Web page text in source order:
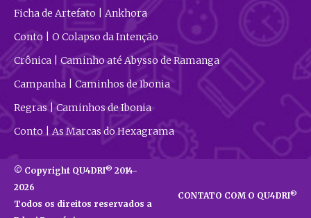
Ficha de Artefato | Ankhora
Conto | O Colapso da Intenção
Crônica | Caminho até Abysso de Ramanga
Campanha | Caminhos de Ibonia
Regras | Caminhos de Ibonia
Conto | As Marcas do Hexagrama
© Copyright QU4DRI® 2014-
2026
Todos os direitos reservados a
CONTATO COM O QU4DRI®